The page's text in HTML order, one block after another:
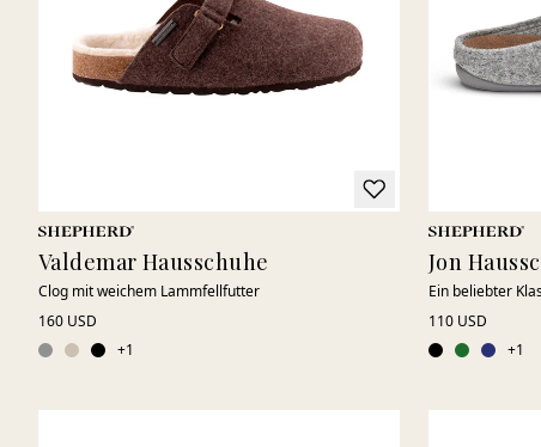
Valdemar Hausschuhe
Clog mit weichem Lammfellfutter
160 USD
+1
Jon
Ein beliebter
110 USD
+1